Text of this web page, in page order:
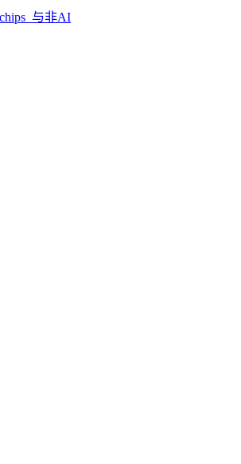
与非AI